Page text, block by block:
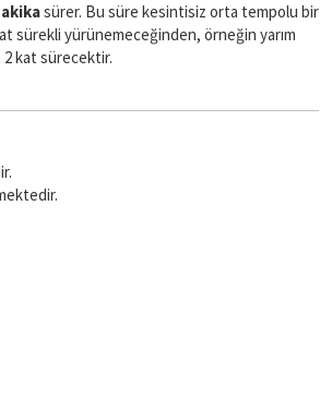
sürer. Bu süre kesintisiz orta tempolu bir
sürekli yürünemeceğinden, örneğin yarım
2 kat sürecektir.